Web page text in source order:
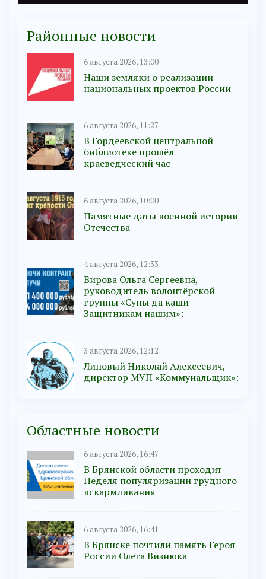
Районные новости
6 августа 2026, 13:00
Наши земляки о реализации
национальных проектов России
6 августа 2026, 11:27
В Гордеевской центральной
библиотеке прошёл
краеведческий час
6 августа 2026, 10:00
Памятные даты военной истории
Отечества
4 августа 2026, 12:33
Вирова Ольга Сергеевна,
руководитель волонтёрской
группы «Супы да каши
Защитникам нашим»:
3 августа 2026, 12:12
Липовый Николай Алексеевич,
директор МУП «Коммунальщик»:
Областные новости
6 августа 2026, 16:47
В Брянской области проходит
Неделя популяризации грудного
вскармливания
6 августа 2026, 16:41
В Брянске почтили память Героя
России Олега Визнюка